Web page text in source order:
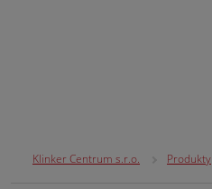
Klinker Centrum s.r.o. Produkty